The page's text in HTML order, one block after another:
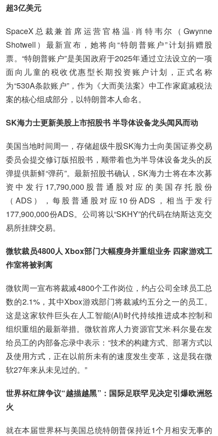
超3亿美元
SpaceX总裁兼首席运营官格温·肖特韦尔（Gwynne
Shotwell）最新宣布，她将向“特朗普账户”计划捐赠股
票。“特朗普账户”是美国政府于2025年通过立法设立的一项
面向儿童的税收优惠型长期投资账户计划，正式名称
为“530A条款账户”，作为《大而美法案》中工作家庭减税法
案的核心组成部分，以特朗普本人命名。
SK海力士更新美股上市招股书 半导体设备龙头闻风而动
美国当地时间周一，存储超级牛股SK海力士向美国证券交易
委员会提交修订版招股书，顺带着也为半导体设备龙头的反
弹提供新鲜“弹药”。最新招股书确认，SK海力士将在本次募
资中发行17,790,000股普通股对应的美国存托股份
（ADS），每股普通股对应10份ADS，相当于发行
177,900,000份ADS。公司将以“SKHY”的代码在纳斯达克交
易所挂牌交易。
微软裁员4800人 Xbox部门大幅瘦身并重组业务 四家游戏工
作室将被剥离
微软周一宣布将裁减4800个工作岗位，约占公司全球员工总
数的2.1%，其中Xbox游戏部门将裁减约五分之一的员工。
这是这家软件巨头在人工智能(AI)时代持续推进成本控制和
组织重组的最新举措。微软首席人力资源官艾米·科尔曼在发
给员工的内部备忘录中表示：“技术的构建方式、部署方式以
及使用方式，正在以前所未有的速度发生变革，这是我在微
软27年来从未见过的。”
世界杯红牌争议“越描越黑”：国际足联罕见决定引爆欧洲怒
火
就在本届世界杯与美国总统特朗普保持近1个月相安无事的